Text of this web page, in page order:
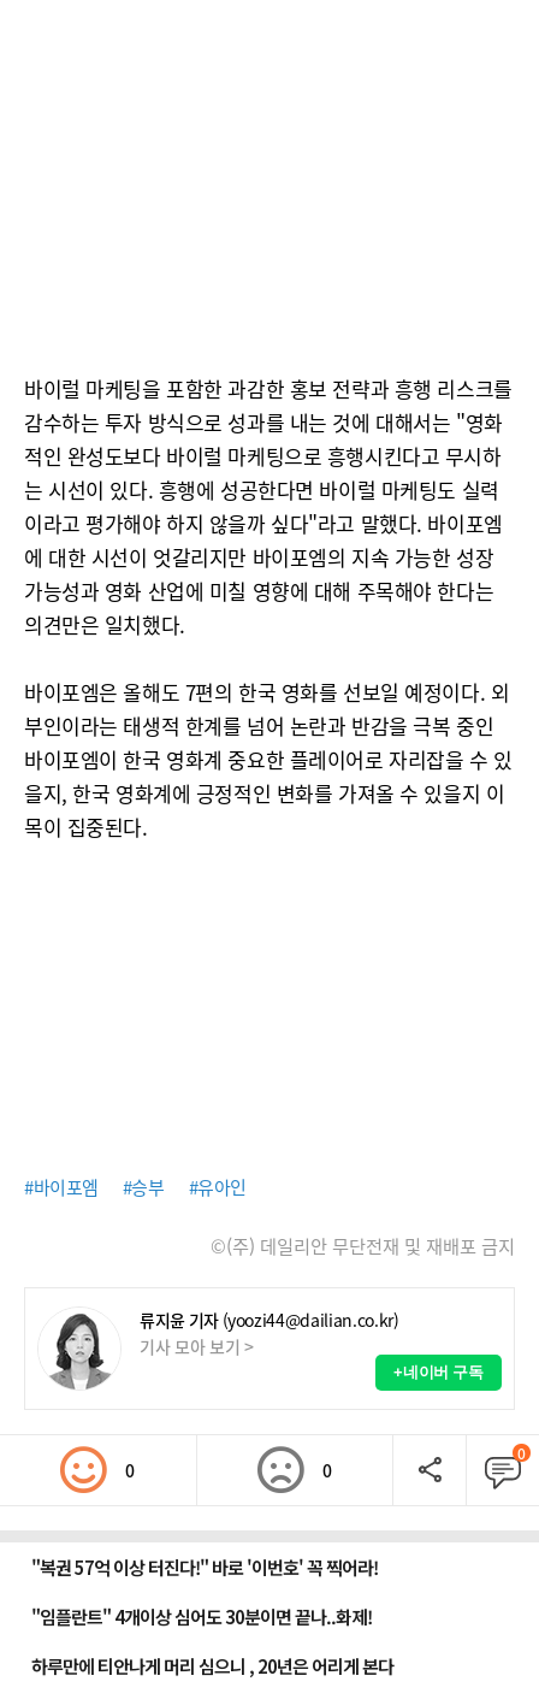
바이럴 마케팅을 포함한 과감한 홍보 전략과 흥행 리스크를
감수하는 투자 방식으로 성과를 내는 것에 대해서는 "영화
적인 완성도보다 바이럴 마케팅으로 흥행시킨다고 무시하
는 시선이 있다. 흥행에 성공한다면 바이럴 마케팅도 실력
이라고 평가해야 하지 않을까 싶다"라고 말했다. 바이포엠
에 대한 시선이 엇갈리지만 바이포엠의 지속 가능한 성장
가능성과 영화 산업에 미칠 영향에 대해 주목해야 한다는
의견만은 일치했다.
바이포엠은 올해도 7편의 한국 영화를 선보일 예정이다. 외
부인이라는 태생적 한계를 넘어 논란과 반감을 극복 중인
바이포엠이 한국 영화계 중요한 플레이어로 자리잡을 수 있
을지, 한국 영화계에 긍정적인 변화를 가져올 수 있을지 이
목이 집중된다.
#바이포엠 #승부 #유아인
©(주) 데일리안 무단전재 및 재배포 금지
류지윤 기자 (yoozi44@dailian.co.kr)
기사 모아 보기 >
+네이버 구독
0 0
0